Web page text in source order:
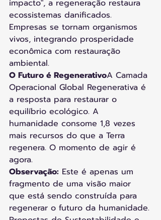
impacto", a regeneração restaura
ecossistemas danificados.
Empresas se tornam organismos
vivos, integrando prosperidade
econômica com restauração
ambiental.
O Futuro é RegenerativoA Camada
Operacional Global Regenerativa é
a resposta para restaurar o
equilíbrio ecológico. A
humanidade consome 1,8 vezes
mais recursos do que a Terra
regenera. O momento de agir é
agora.
Observação: Este é apenas um
fragmento de uma visão maior
que está sendo construída para
regenerar o futuro da humanidade.